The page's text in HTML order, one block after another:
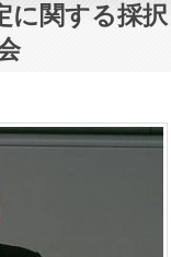
に関する採択